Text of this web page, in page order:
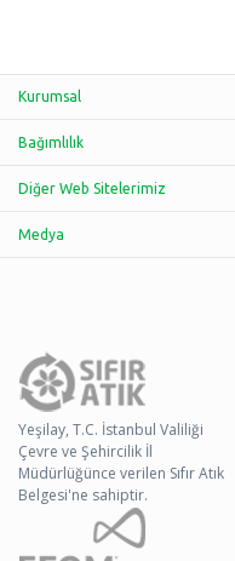
Kurumsal
Bağımlılık
Diğer Web Sitelerimiz
Medya
Yeşilay, T.C. İstanbul Valiliği
Çevre ve Şehircilik İl
Müdürlüğünce verilen Sıfır Atık
Belgesi'ne sahiptir.